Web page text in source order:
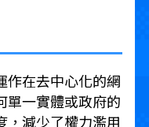
作在去中心化的網
單一實體或政府的
，減少了權力濫用